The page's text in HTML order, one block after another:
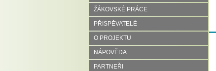
ŽÁKOVSKÉ PRÁCE
PŘISPĚVATELÉ
O PROJEKTU
NÁPOVĚDA
PARTNEŘI